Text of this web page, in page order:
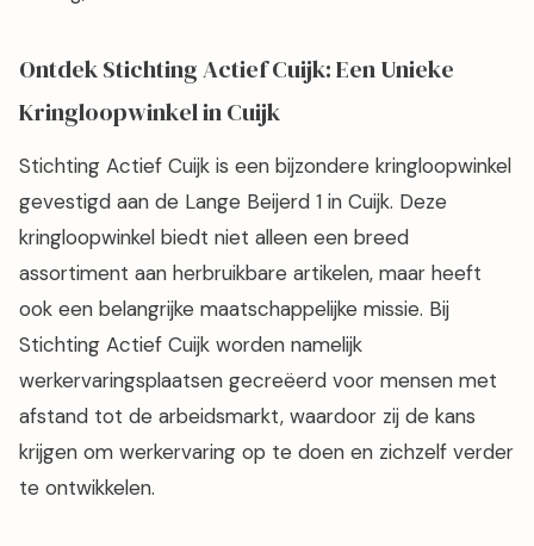
Ontdek Stichting Actief Cuijk: Een Unieke
Kringloopwinkel in Cuijk
Stichting Actief Cuijk is een bijzondere kringloopwinkel
gevestigd aan de Lange Beijerd 1 in Cuijk. Deze
kringloopwinkel biedt niet alleen een breed
assortiment aan herbruikbare artikelen, maar heeft
ook een belangrijke maatschappelijke missie. Bij
Stichting Actief Cuijk worden namelijk
werkervaringsplaatsen gecreëerd voor mensen met
afstand tot de arbeidsmarkt, waardoor zij de kans
krijgen om werkervaring op te doen en zichzelf verder
te ontwikkelen.